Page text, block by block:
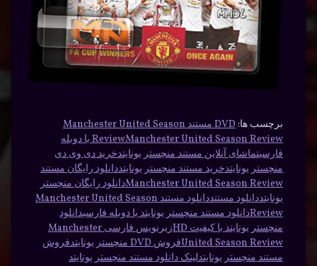
برچسب ها:
DVD مستند Manchester United Season
ReviewManchester United Season Review با دوبله
فارسیتماشای آنلاین مستند منچستر یونایتدخرید دی وی دی
منچستر یونایتدخرید مستند منچستر یونایتددانلود رایگان مستند
Manchester United Season Reviewدانلود رایگان منچستر
یونایتددانلود مستند
دانلود مستند Manchester United Season
Reviewدانلود مستند منچستر یونایتد با دوبله فارسیدانلود
منچستر یونایتد با کیفیت HD
زیرنویس فارسی Manchester
United Season Reviewفروش DVD منچستر یونایتد
فروش
مستند منچستر یونایتدلینک دانلود مستند منچستر یونایتد